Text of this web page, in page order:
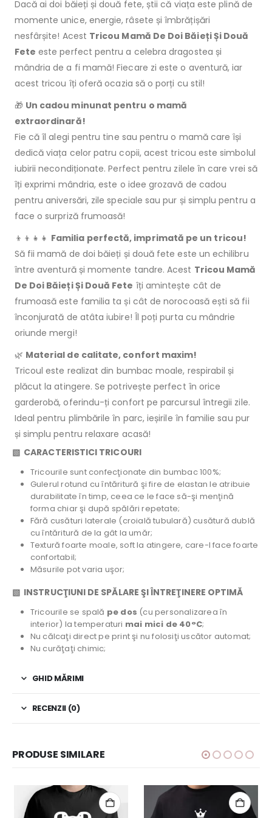
Dacă ai doi băieți și două fete, știi că viața este plină de
momente unice, energie, râsete și îmbrățișări
nesfârșite! Acest Tricou Mamă De Doi Băieți Și Două
Fete este perfect pentru a celebra dragostea și
mândria de a fi mamă! Fiecare zi este o aventură, iar
acest tricou îți oferă ocazia să o porți cu stil!
🎁 Un cadou minunat pentru o mamă
extraordinară!
Fie că îl alegi pentru tine sau pentru o mamă care își
dedică viața celor patru copii, acest tricou este simbolul
iubirii necondiționate. Perfect pentru zilele în care vrei să
îți exprimi mândria, este o idee grozavă de cadou
pentru aniversări, zile speciale sau pur și simplu pentru a
face o surpriză frumoasă!
👦👦👧👧 Familia perfectă, imprimată pe un tricou!
Să fii mamă de doi băieți și două fete este un echilibru
între aventură și momente tandre. Acest Tricou Mamă
De Doi Băieți Și Două Fete îți amintește cât de
frumoasă este familia ta și cât de norocoasă ești să fii
înconjurată de atâta iubire! Îl poți purta cu mândrie
oriunde mergi!
🌿 Material de calitate, confort maxim!
Tricoul este realizat din bumbac moale, respirabil și
plăcut la atingere. Se potrivește perfect în orice
garderobă, oferindu-ți confort pe parcursul întregii zile.
Ideal pentru plimbările în parc, ieșirile în familie sau pur
și simplu pentru relaxare acasă!
▧ CARACTERISTICI TRICOURI
Tricourile sunt confecţionate din bumbac 100%;
Gulerul rotund cu întăritură şi fire de elastan le atribuie
durabilitate în timp, ceea ce le face să-şi menţină
forma chiar şi după spălări repetate;
Fără cusături laterale (croială tubulară) cusătură dublă
cu întăritură de la gât la umăr;
Textură foarte moale, soft la atingere, care-l face foarte
confortabil;
Măsurile pot varia uşor;
▧ INSTRUCŢIUNI DE SPĂLARE ŞI ÎNTREŢINERE OPTIMĂ
Tricourile se spală pe dos (cu personalizarea în
interior) la temperaturi mai mici de 40°C;
Nu călcaţi direct pe print şi nu folosiţi uscător automat;
Nu curăţaţi chimic;
GHID MĂRIMI
RECENZII (0)
PRODUSE SIMILARE